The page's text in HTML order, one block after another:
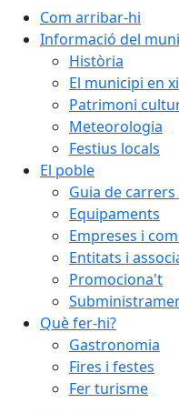
Com arribar-hi
Informació del
Història
El municipi en
Patrimoni
Meteorologia
Festius locals
El poble
Guia de
Equipaments
Empreses i
Entitats i
Promociona't
Què fer-hi?
Gastronomia
Fires i festes
Fer turisme